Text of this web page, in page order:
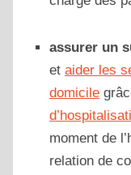
assurer un
et aider les
domicile
moment de
relation de